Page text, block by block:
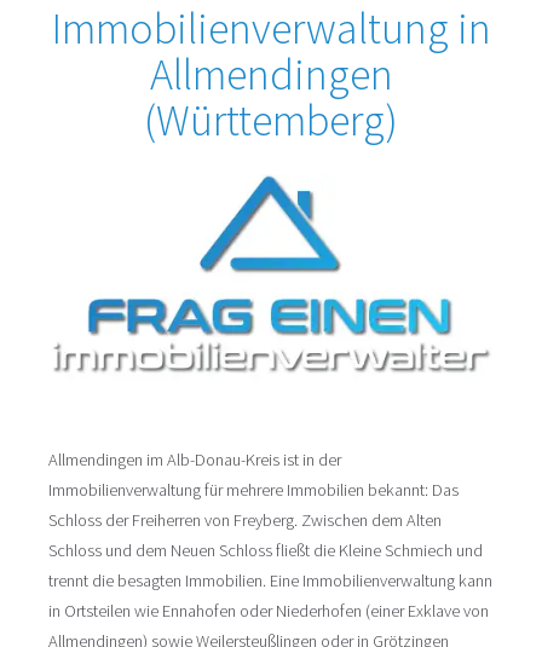
Immobilienverwaltung in
Allmendingen
(Württemberg)
Allmendingen im Alb-Donau-Kreis ist in der
Immobilienverwaltung für mehrere Immobilien bekannt: Das
Schloss der Freiherren von Freyberg. Zwischen dem Alten
Schloss und dem Neuen Schloss fließt die Kleine Schmiech und
trennt die besagten Immobilien. Eine Immobilienverwaltung kann
in Ortsteilen wie Ennahofen oder Niederhofen (einer Exklave von
Allmendingen) sowie Weilersteußlingen oder in Grötzingen